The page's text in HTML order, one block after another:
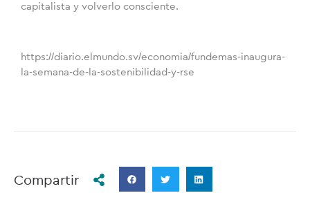
capitalista y volverlo consciente.
https://diario.elmundo.sv/economia/fundemas-inaugura-
la-semana-de-la-sostenibilidad-y-rse
Compartir